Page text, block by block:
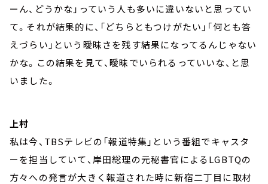
ーん、どうかな」っていう人も多いに違いないと思ってい
て。それが結果的に、「どちらともつけがたい」「何とも答
えづらい」という曖昧さを残す結果になってるんじゃない
かな。この結果を見て、曖昧でいられるっていいな、と思
いました。
上村
私は今、TBSテレビの「報道特集」という番組でキャスタ
ーを担当していて、岸田総理の元秘書官によるLGBTQの
方々への発言が大きく報道された時に新宿二丁目に取材